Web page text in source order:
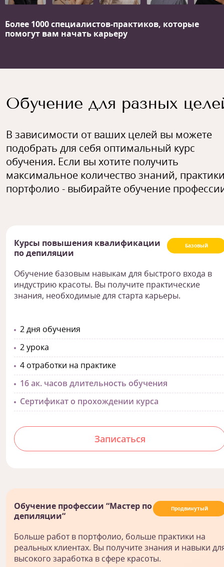
Более 1000 специалистов-практиков, которые
помогут вам начать карьеру
Обучение для разных
В зависимости от ваших целей вы можете
подобрать для себя оптимальный курс
обучения. Если вы хотите получить
максимальное количество знаний,
портфолио - выбирайте обучение
Базовый
Курсы повышения квалификации
по депиляции
Обучение базовым навыкам для быстрого входа в
индустрию красоты. Вы получите практические
знания, необходимые для старта карьеры.
2 дня обучения
2 урока
4 отработки на практике
16 ак. часов длительность обучения
Сертификат о прохождении курса
Записаться
Продвинутый
Обучение профессии “Мастер по
депиляции“
Больше работ в портфолио, больше практики на
реальных клиентах. Вы получите знания и навыки
высокого заработка в сфере красоты.